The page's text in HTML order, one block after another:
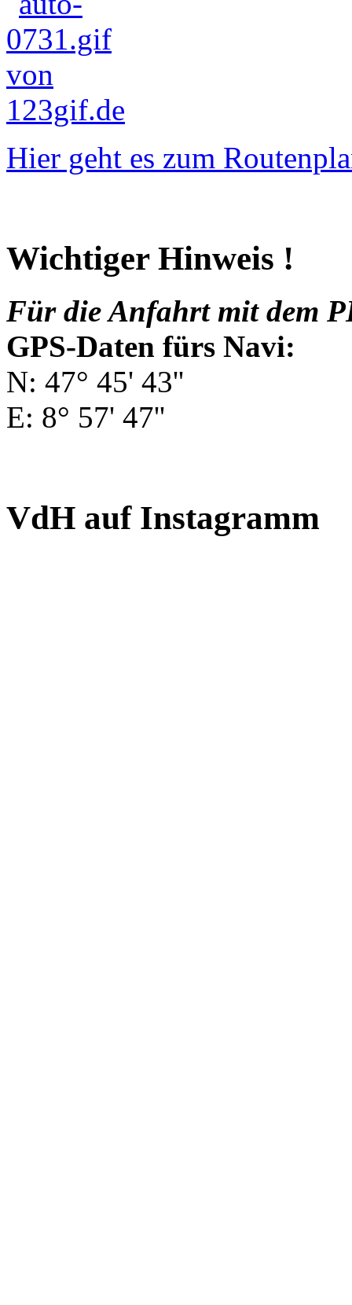
Hier geht es zum
Wichtiger Hinweis !
Für die Anfahrt mit dem
GPS-Daten fürs Navi:
N: 47° 45' 43''
E: 8° 57' 47''
VdH auf Instagramm